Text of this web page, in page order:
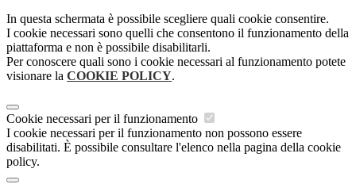
In questa schermata è possibile scegliere quali cookie consentire.
I cookie necessari sono quelli che consentono il funzionamento della
piattaforma e non è possibile disabilitarli.
Per conoscere quali sono i cookie necessari al funzionamento potete
visionare la COOKIE POLICY.
Cookie necessari per il funzionamento
I cookie necessari per il funzionamento non possono essere
disabilitati. È possibile consultare l'elenco nella pagina della cookie
policy.